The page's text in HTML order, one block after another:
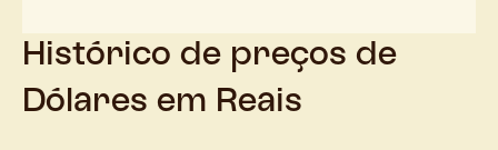
Histórico de preços de
Dólares em Reais